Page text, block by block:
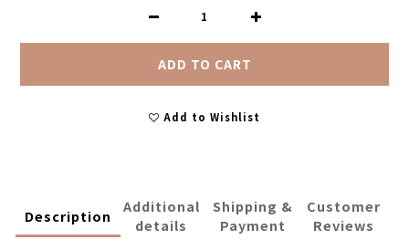
ADD TO CART
Add to Wishlist
Description
Additional
details
Shipping &
Payment
Customer
Reviews